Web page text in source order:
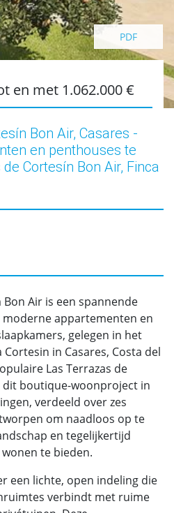
PDF
en met 1.062.000 €
Bon Air, Casares -
en penthouses te
Cortesín Bon Air, Finca
Bon Air is een spannende
appartementen en
gelegen in het
in Casares, Costa del
Las Terrazas de
dit boutique-woonproject in
verdeeld over zes
om naadloos op te
en tegelijkertijd
te bieden.
een lichte, open indeling die
verbindt met ruime